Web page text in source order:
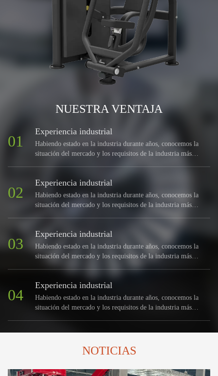
NUESTRA VENTAJA
01
Experiencia industrial
Habiendo estado en la industria durante años, conocemos la
situación del mercado y los requisitos de la industria más
02
Experiencia industrial
Habiendo estado en la industria durante años, conocemos la
situación del mercado y los requisitos de la industria más
03
Experiencia industrial
Habiendo estado en la industria durante años, conocemos la
situación del mercado y los requisitos de la industria más
claramente que la mayoría de los fabricantes.
04
Experiencia industrial
Habiendo estado en la industria durante años, conocemos la
situación del mercado y los requisitos de la industria más
NOTICIAS